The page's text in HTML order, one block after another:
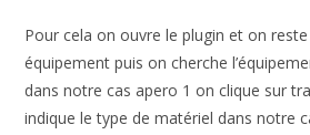
Pour cela on ouvre le plugin et on
équipement puis on cherche
dans notre cas apero 1 on clique sur
indique le type de matériel dans notre